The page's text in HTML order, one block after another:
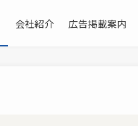
会社紹介 広告掲載案内